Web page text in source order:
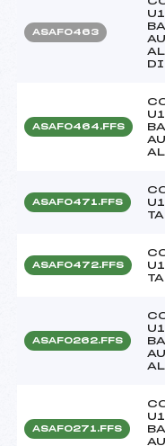
ASAF0463
ASAF0464.FFS
ASAF0471.FFS
ASAF0472.FFS
ASAF0262.FFS
ASAF0271.FFS